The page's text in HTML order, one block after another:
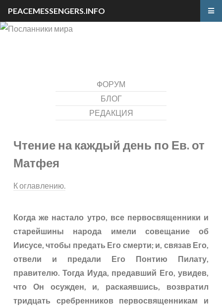
ФОРУМ
БЛОГ
РЕДАКЦИЯ
Чтение на каждый день по Ев. от
Матфея
К оглавлению.
Когда же настало утро, все первосвященники и
старейшины народа имели совещание об
Иисусе, чтобы предать Его смерти; и, связав Его,
отвели и предали Его Понтию Пилату,
правителю. Тогда Иуда, предавший Его, увидев,
что Он осужден, и, раскаявшись, возвратил
тридцать сребренников первосвященникам и
PEACEMESSENGERS.INFO